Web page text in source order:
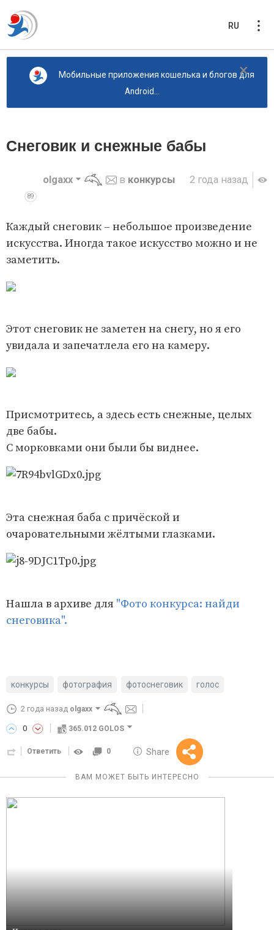
RU
×
Мобильные приложения кошелька и блогов для
Android...
Снеговик и снежные бабы
2 года назад
89
olgaxx в конкурсы
Каждый снеговик – небольшое произведение
искусства. Иногда такое искусство можно и не
заметить.
Этот снеговик не заметен на снегу, но я его
увидала и запечатлела его на камеру.
Присмотритесь, а здесь есть снежные, целых
две бабы.
С морковками они были бы виднее.
Эта снежная баба с причёской и
очаровательными жёлтыми глазками.
Нашла в архиве для "Фото конкурса: найди
снеговика".
конкурсы фотография фотоснеговик голос
2 года назад olgaxx
0 365.012 GOLOS
Ответить 0 Share
Reward
10 GOLOS
ВАМ МОЖЕТ БЫТЬ ИНТЕРЕСНО